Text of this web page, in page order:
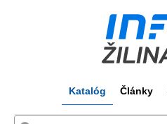
Katalóg Články